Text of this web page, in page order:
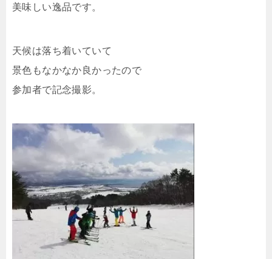
美味しい逸品です。
天候は落ち着いていて
景色もなかなか良かったので
参加者で記念撮影。